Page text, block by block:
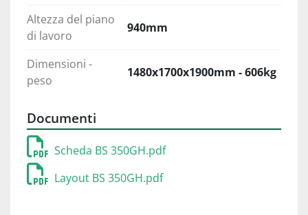
Altezza del piano
di lavoro
940mm
Dimensioni -
peso
1480x1700x1900mm - 606kg
Documenti
Scheda BS 350GH.pdf
Layout BS 350GH.pdf